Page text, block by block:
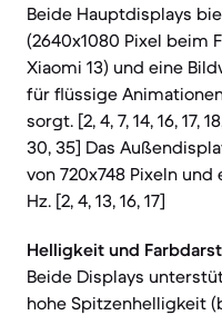
Beide Hauptdisplays
(2640x1080 Pixel beim
Xiaomi 13) und eine
für flüssige
sorgt. [2, 4, 7, 14, 16, 17,
30, 35] Das
von 720x748 Pixeln
Hz. [2, 4, 13, 16, 17]
Helligkeit und
Beide Displays
hohe Spitzenhelligkeit